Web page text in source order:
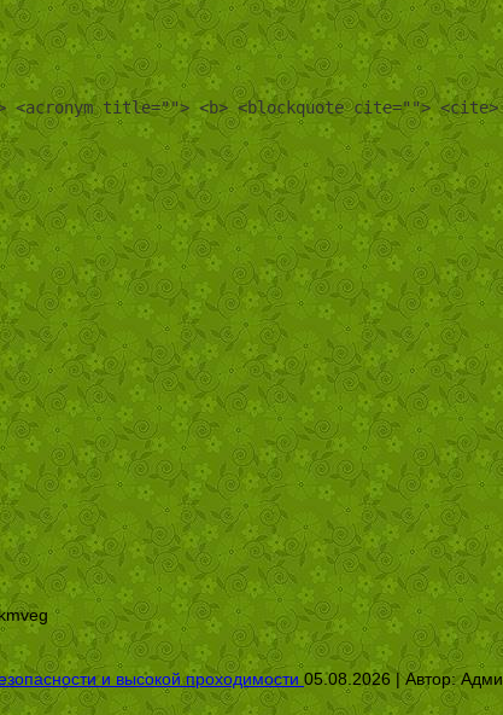
title=""> <b> <blockquote cite=""> <cite>
kmveg
и высокой проходимости 05.08.2026 | Автор: